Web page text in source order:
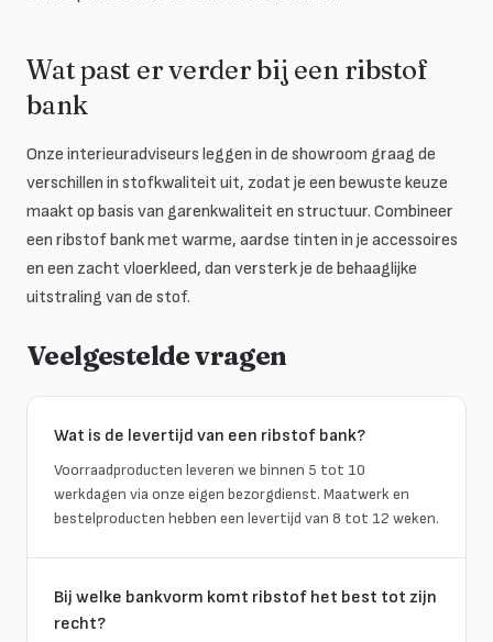
Wat past er verder bij een ribstof
bank
Onze interieuradviseurs leggen in de showroom graag de
verschillen in stofkwaliteit uit, zodat je een bewuste keuze
maakt op basis van garenkwaliteit en structuur. Combineer
een ribstof bank met warme, aardse tinten in je accessoires
en een zacht vloerkleed, dan versterk je de behaaglijke
uitstraling van de stof.
Veelgestelde vragen
Wat is de levertijd van een ribstof bank?
Voorraadproducten leveren we binnen 5 tot 10
werkdagen via onze eigen bezorgdienst. Maatwerk en
bestelproducten hebben een levertijd van 8 tot 12 weken.
Bij welke bankvorm komt ribstof het best tot zijn
recht?